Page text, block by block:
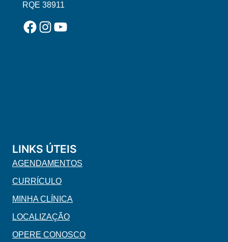
RQE 38911
Facebook
Instagram
YouTube
LINKS ÚTEIS
AGENDAMENTOS
CURRÍCULO
MINHA CLÍNICA
LOCALIZAÇÃO
OPERE CONOSCO